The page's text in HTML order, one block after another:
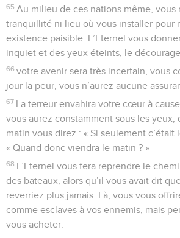
65 Au milieu de ces nations même, vous
tranquillité ni lieu où vous installer pour
existence paisible. L’Eternel vous
inquiet et des yeux éteints, le
66 votre avenir sera très incertain, vous
jour la peur, vous n’aurez aucune
67 La terreur envahira votre cœur à
vous aurez constamment sous les yeux,
matin vous direz : « Si seulement c’était
« Quand donc viendra le matin ? »
68 L’Eternel vous fera reprendre le
des bateaux, alors qu’il vous avait dit
reverriez plus jamais. Là, vous vous
comme esclaves à vos ennemis, mais
vous acheter.